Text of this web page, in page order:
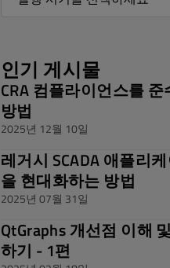
인기 게시물
CRA 컴플라이언스를
방법
2025년 12월 10일
레거시 SCADA 애플리
을 현대화하는 방법
2025년 07월 31일
QtGraphs 개선점 이해
하기 - 1편